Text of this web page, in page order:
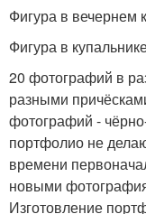
Фигура в вечернем
Фигура в
20 фотографий в
разными
фотографий -
портфолио не
времени
новыми
Изготовление